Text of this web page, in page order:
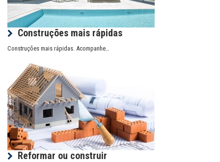
Construções mais rápidas
Construções mais rápidas. Acompanhe…
Reformar ou construir